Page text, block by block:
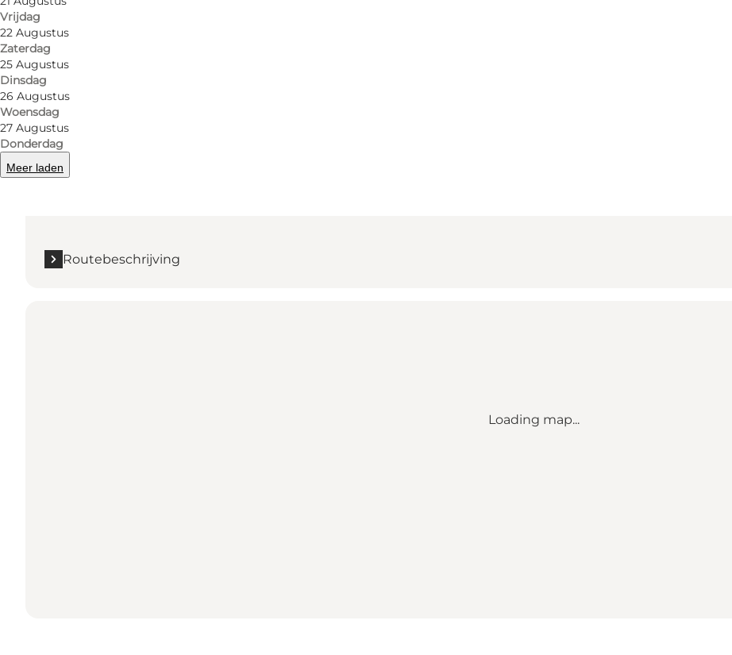
Vrijdag
22 Augustus
Zaterdag
25 Augustus
Dinsdag
26 Augustus
Woensdag
27 Augustus
Donderdag
Meer laden
Routebeschrijving
Vestergade 36
Routebeschrijving
Loading map...